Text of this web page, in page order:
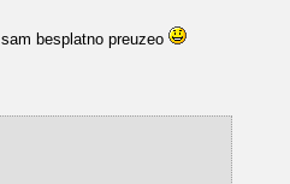
sam besplatno preuzeo